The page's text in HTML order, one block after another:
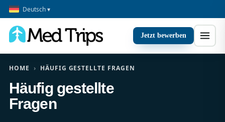
Deutsch ▾
Jetzt bewerben
HOME › HÄUFIG GESTELLTE FRAGEN
Häufig gestellte
Fragen